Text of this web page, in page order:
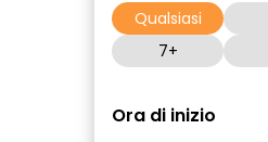
Qualsiasi
7+
Ora di inizio